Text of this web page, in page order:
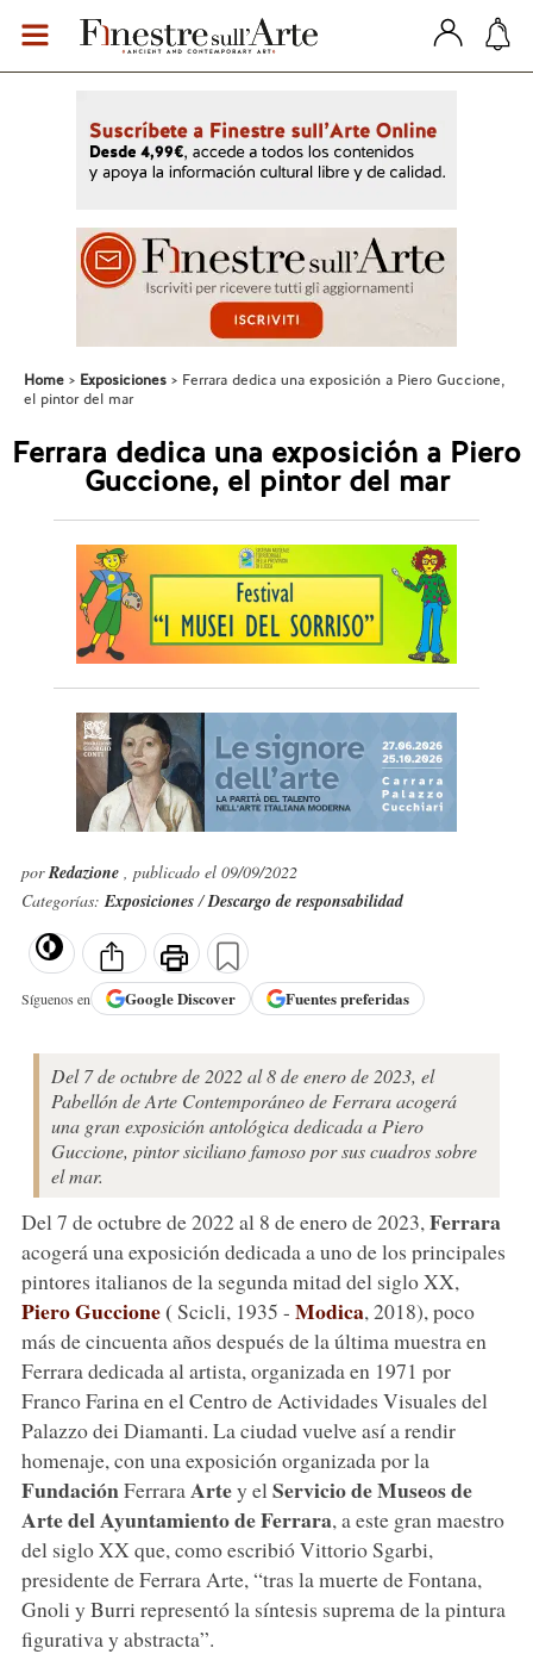
Home Exposiciones
Ferrara dedica una exposición a Piero Guccione,
el pintor del mar
Ferrara dedica una exposición a Piero
Guccione, el pintor del mar
porRedazione , publicado el 09/09/2022
Categorías:Exposiciones/Descargo de responsabilidad
Síguenos en GoogleDiscover Fuentes preferidas
Del 7 de octubre de 2022 al 8 de enero de 2023, el
Pabellón de Arte Contemporáneo de Ferrara acogerá
una gran exposición antológica dedicada a Piero
Guccione, pintor siciliano famoso por sus cuadros sobre
el mar.
Del 7 de octubre de 2022 al 8 de enero de 2023, Ferrara
acogerá una exposición dedicada a uno de los principales
pintores italianos de la segunda mitad del siglo XX,
Piero Guccione(Scicli, 1935 - Modica, 2018), poco
más de cincuenta años después de la última muestra en
Ferrara dedicada al artista, organizada en 1971 por
Franco Farina en el Centro de Actividades Visuales del
Palazzo dei Diamanti. La ciudad vuelve así a rendir
homenaje, con una exposición organizada por la
FundaciónFerrara Artey el Servicio de Museos de
Arte del Ayuntamiento de Ferrara, a este gran maestro
del siglo XX que, como escribió Vittorio Sgarbi,
presidente de Ferrara Arte, “tras la muerte de Fontana,
Gnoli y Burri representó la síntesis suprema de la pintura
figurativa y abstracta”.